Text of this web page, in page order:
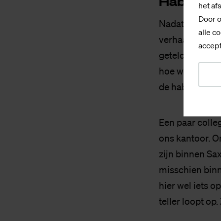
het
Door
alle
Nadat je nu
verhaal of
geteld? Of
hoe wordt er
de habitat
Een paar
ons kantoor.
zijn binnen
misschien
hier wel iets
teller loopt op.